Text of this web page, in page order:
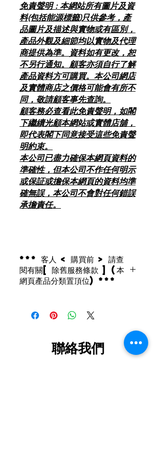
免責聲明 : 本網站所有圖片及資
料(包括能源標籤)只供參考，產
品圖片及描述與實物或有區別，
產品外觀及細節均以實物及代理
商提供為準。資料如有更改，恕
不另行通知。顧客亦須自行了解
產品資料方可購買。本公司網店
及實體商店之價格可能會有所不
同，敬請顧客事先查詢。
顧客務必查看此免責聲明，如閣
下繼續光顧本網站或實體店舖，
即代表閣下同意接受這些免責聲
明約束。
本公司已盡力確保本網頁資料的
準確性，但本公司不作任何明示
或保証或擔保本網頁的資料均準
確無誤，本公司不會對任何錯誤
承擔責任。
*** 客人 < 購買前 > 請查
閱有關[ 除舊服務條款 ] (本
網頁產品分類置頂位) ***
電器電子產品強制生產者責任計劃」 ,
如消費者欲棄置屬相同類別的舊電器,
將會有特別安排詳情請查閱[ 除舊服務
聯絡我們